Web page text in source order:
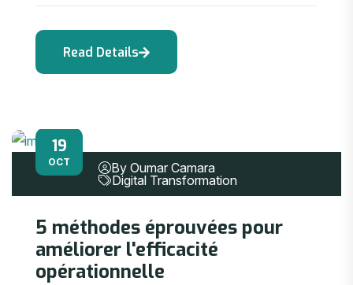
19
OCT
By Oumar Camara
Digital Transformation
5 méthodes éprouvées pour
améliorer l'efficacité
opérationnelle